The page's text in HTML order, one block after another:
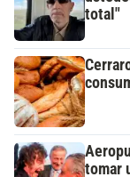
total"
tomar